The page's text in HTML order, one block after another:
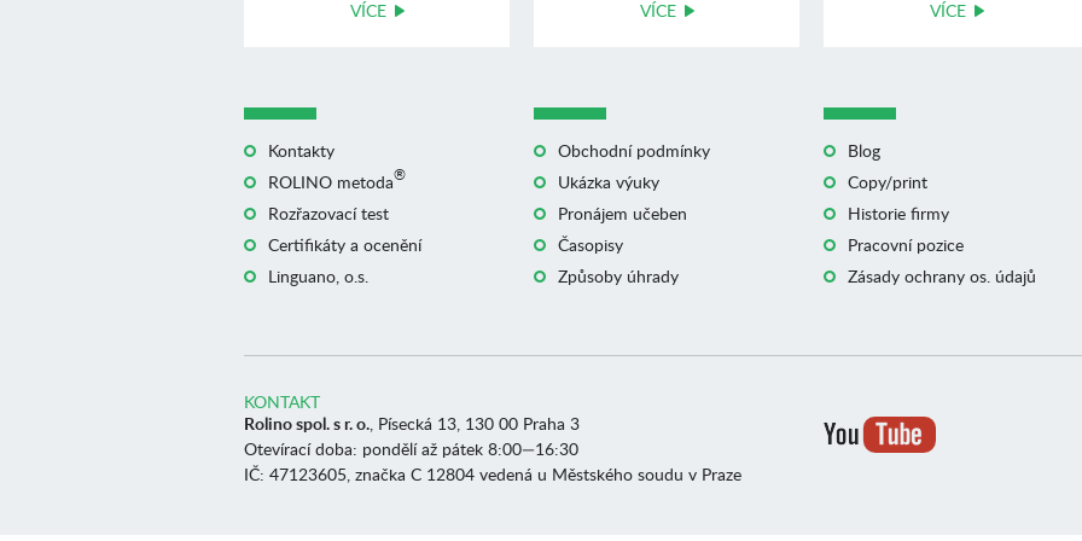
VÍCE VÍCE VÍCE
Kontakty
ROLINO metoda®
Rozřazovací test
Certifikáty a ocenění
Linguano, o.s.
Obchodní podmínky
Ukázka výuky
Pronájem učeben
Časopisy
Způsoby úhrady
Blog
Copy/print
Historie firmy
Pracovní pozice
Zásady ochrany os. údajů
KONTAKT
Rolino spol. s r. o. , Písecká 13, 130 00 Praha 3
Otevírací doba: pondělí až pátek 8:00—16:30
IČ: 47123605, značka C 12804 vedená u Městského soudu v Praze